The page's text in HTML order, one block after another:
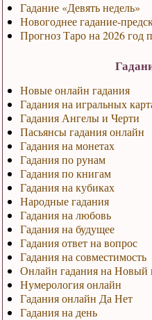
Гадание «Девять недель»
Новогоднее гадание-
Прогноз Таро на 2026 год
Новые онлайн гадания
Гадания на игральных
Гадания Ангелы и Черти
Пасьянсы гадания онлайн
Гадания на монетах
Гадания по рунам
Гадания по книгам
Гадания на кубиках
Народные гадания
Гадания на любовь
Гадания на будущее
Гадания ответ на вопрос
Гадания на совместимость
Онлайн гадания на Новый
Нумерология онлайн
Гадания онлайн Да Нет
Гадания на день